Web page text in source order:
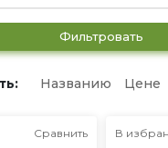
Фильтровать
Названию Цене
Сравнить В